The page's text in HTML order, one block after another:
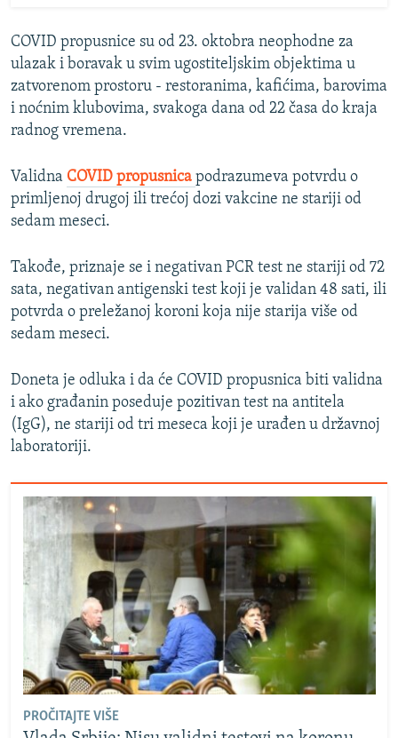
COVID propusnice su od 23. oktobra neophodne za
ulazak i boravak u svim ugostiteljskim objektima u
zatvorenom prostoru - restoranima, kafićima, barovima
i noćnim klubovima, svakoga dana od 22 časa do kraja
radnog vremena.
Validna COVID propusnica podrazumeva potvrdu o
primljenoj drugoj ili trećoj dozi vakcine ne stariji od
sedam meseci.
Takođe, priznaje se i negativan PCR test ne stariji od 72
sata, negativan antigenski test koji je validan 48 sati, ili
potvrda o preležanoj koroni koja nije starija više od
sedam meseci.
Doneta je odluka i da će COVID propusnica biti validna
i ako građanin poseduje pozitivan test na antitela
(IgG), ne stariji od tri meseca koji je urađen u državnoj
laboratoriji.
PROČITAJTE VIŠE